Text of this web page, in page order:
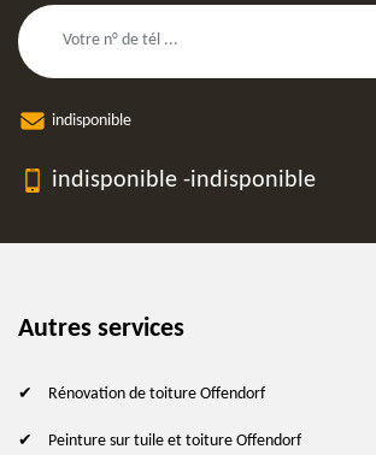
indisponible
indisponible -indisponible
Autres services
Rénovation de toiture Offendorf
Peinture sur tuile et toiture Offendorf